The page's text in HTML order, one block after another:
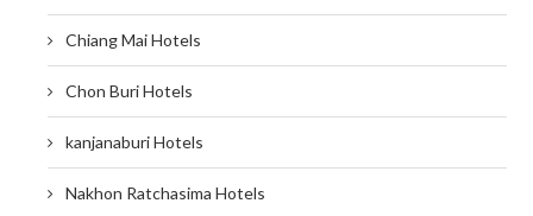
Chiang Mai Hotels
Chon Buri Hotels
kanjanaburi Hotels
Nakhon Ratchasima Hotels